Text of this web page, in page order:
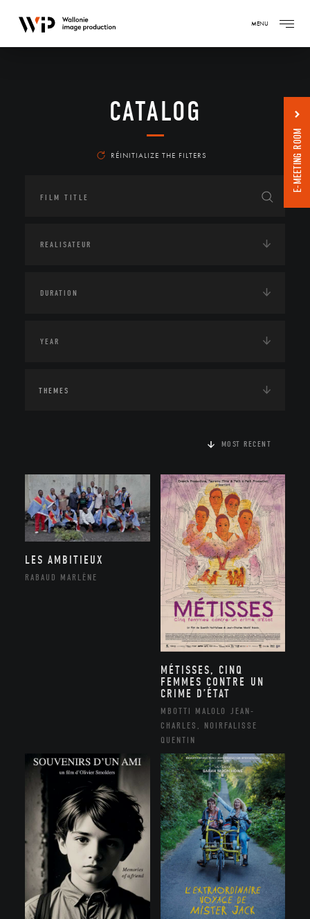
MENU
CATALOG
RÉINITIALIZE THE FILTERS
THEMES
MOST RECENT
LES AMBITIEUX
RABAUD MARLÈNE
MÉTISSES, CINQ
FEMMES CONTRE UN
CRIME D’ÉTAT
MBOTTI MALOLO JEAN-
CHARLES, NOIRFALISSE
QUENTIN
E-MEETING ROOM